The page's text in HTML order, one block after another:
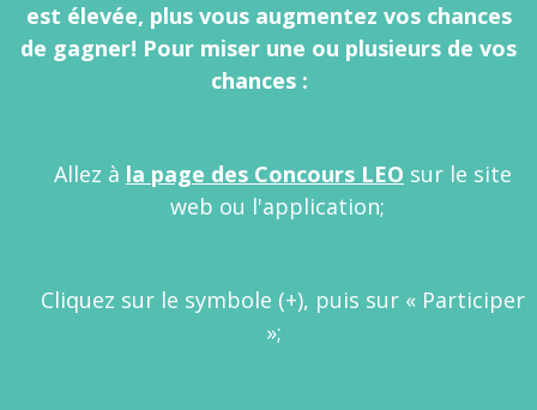
est élevée, plus vous augmentez vos chances
de gagner! Pour miser une ou plusieurs de vos
chances :
Allez à la page des Concours LEO sur le site
web ou l'application;
Cliquez sur le symbole (+), puis sur « Participer
»;